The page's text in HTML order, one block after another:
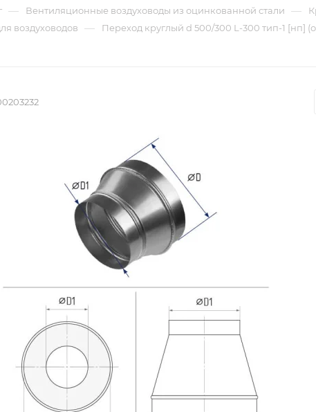
— Вентиляционные воздуховоды из оцинкованной стали —
воздуховодов
— Переход круглый d 500/300 L-300 тип-1 [нп]